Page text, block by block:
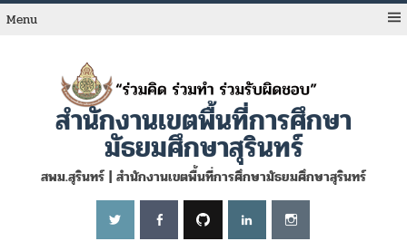
Skip
toMenu
สำนักงานเขตพื้นที่การศึกษา
มัธยมศึกษาสุรินทร์
สพม.สุรินทร์ | สำนักงานเขตพื้นที่การศึกษามัธยมศึกษาสุรินทร์